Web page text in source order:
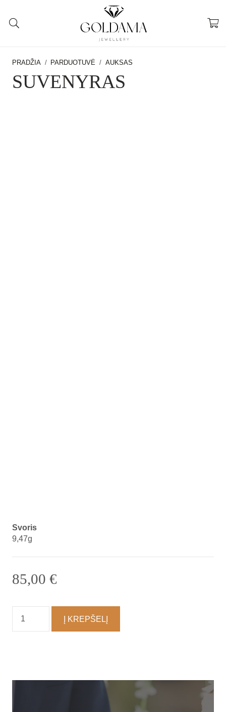
PRADŽIA / PARDUOTUVĖ / AUKSAS
SUVENYRAS
Svoris
9,47g
85,00 €
kiekis:
Suvenyras
Į KREPŠELĮ